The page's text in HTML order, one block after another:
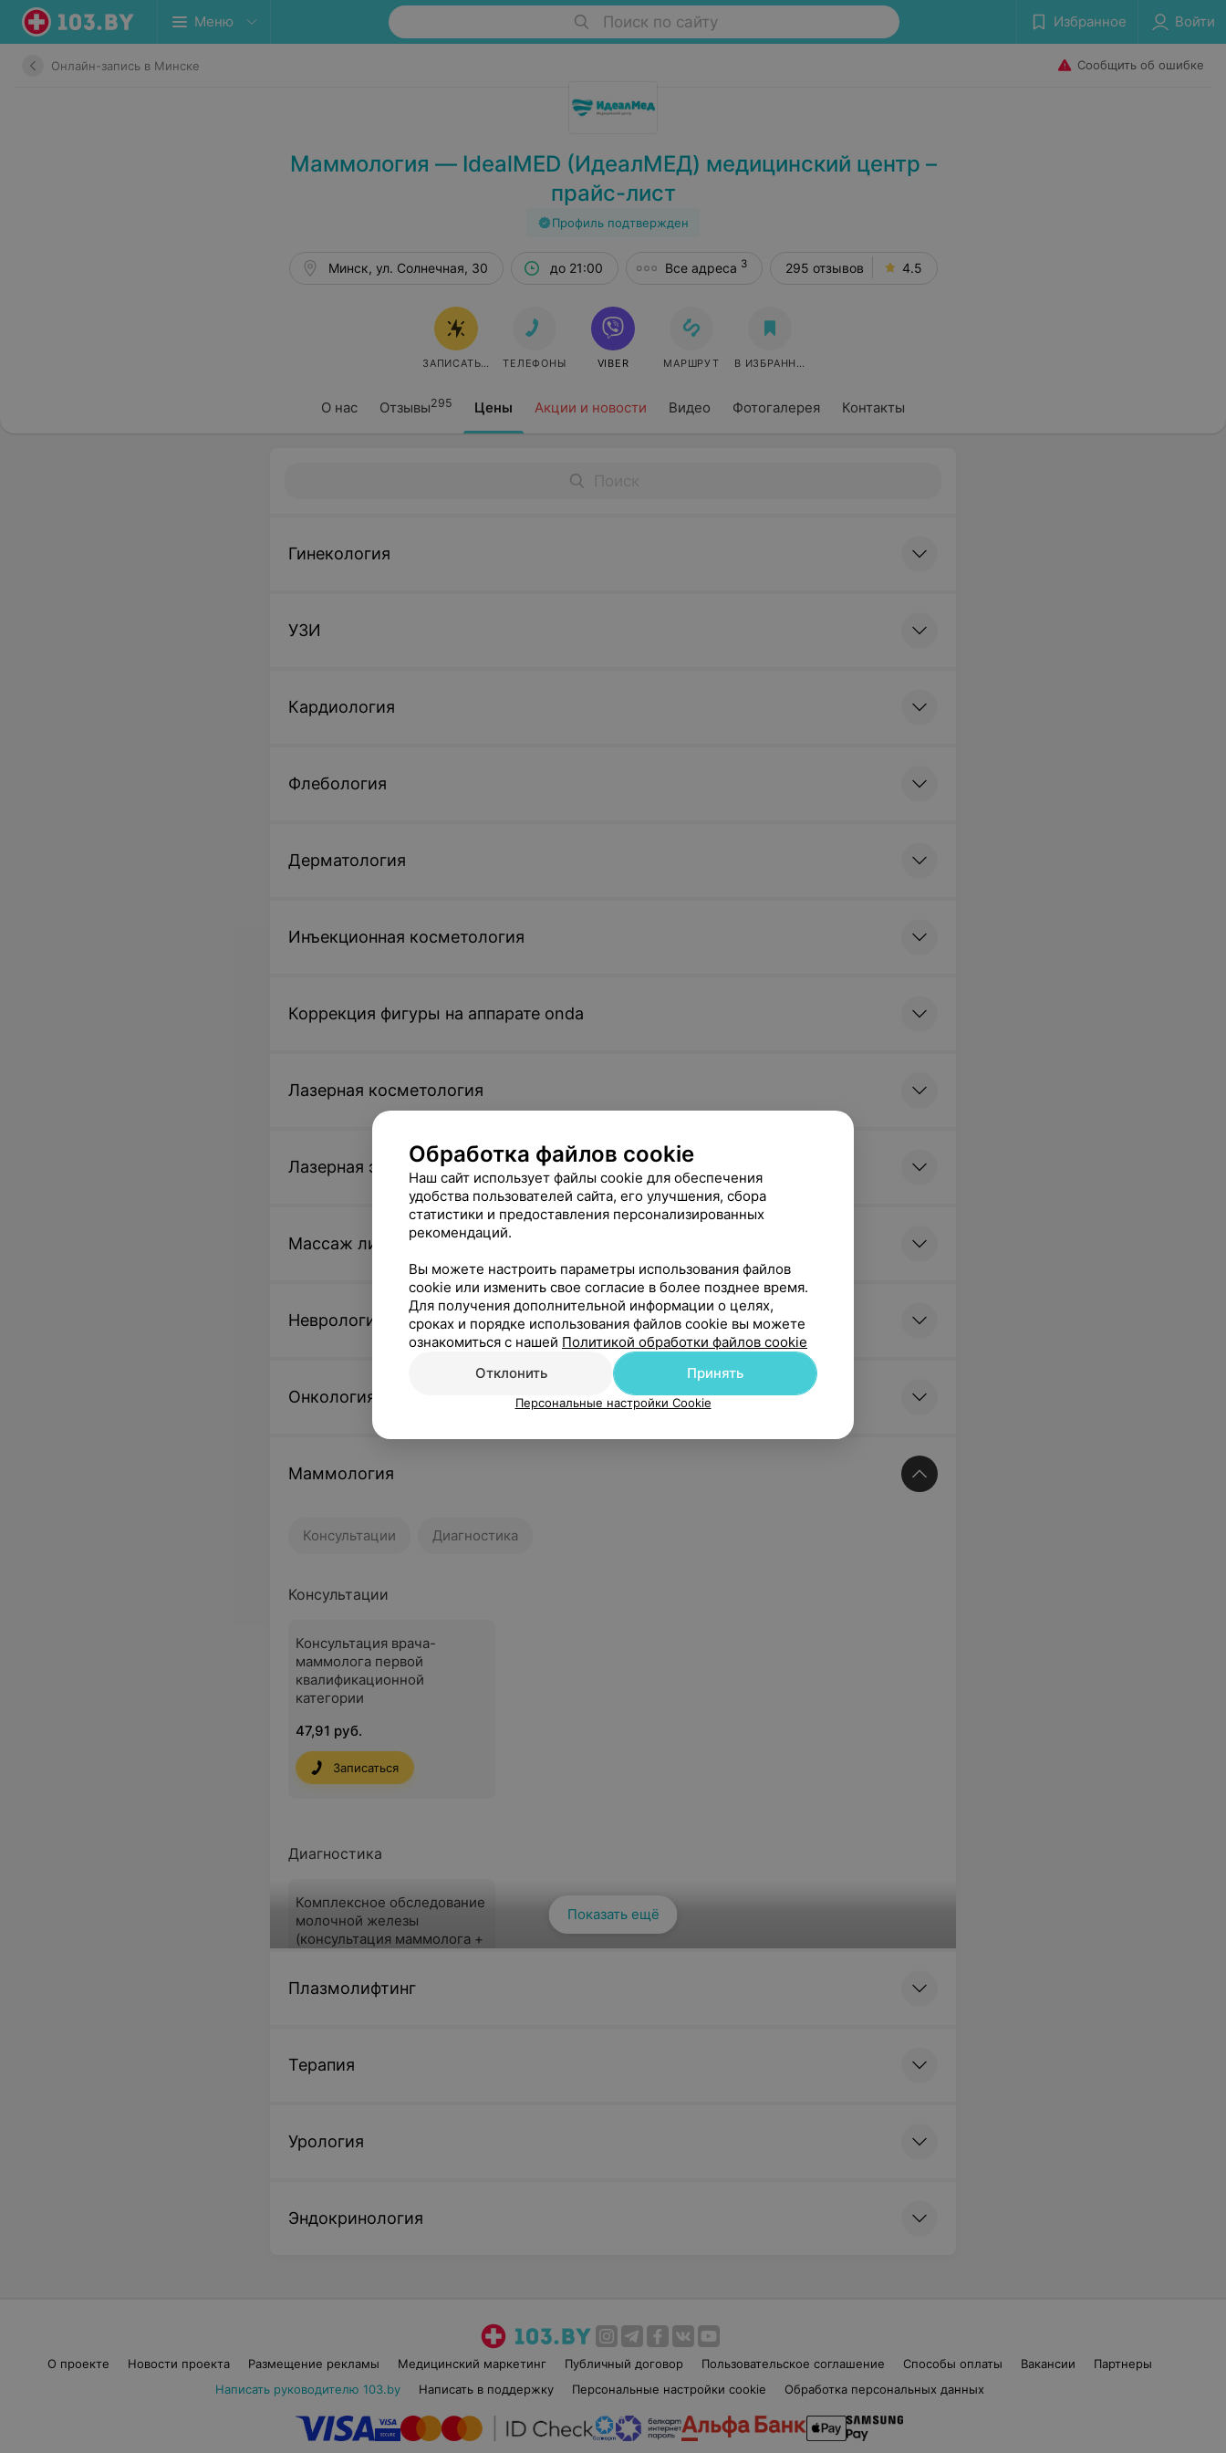
Меню Поиск по сайту Избранное Войти
Онлайн-запись в Минске Сообщить об ошибке
Маммология — IdealMED (ИдеалМЕД) медицинский центр –
прайс-лист
Профиль подтвержден
О нас Отзывы295 Цены Акции и новости Видео Фотогалерея Контакты
Минск, ул. Солнечная, 30 до 21:00 Все адреса 3 295 отзывов 4.5
ЗАПИСАТЬСЯ ОНЛАЙН
ТЕЛЕФОНЫ VIBER МАРШРУТ В ИЗБРАННОЕ
Гинекология
УЗИ
Кардиология
Флебология
Дерматология
Инъекционная косметология
Коррекция фигуры на аппарате onda
Лазерная косметология
Лазерная эпиляция
Массаж лица
Неврология
Онкология
Маммология
Консультации Диагностика
Консультации
Консультация врача-
маммолога первой
квалификационной
категории
47,91 руб.
Записаться
Диагностика
Комплексное обследование
молочной железы
(консультация маммолога +
120 руб.
Показать ещё
Плазмолифтинг
Терапия
Урология
Эндокринология
О проекте Новости проекта Размещение рекламы Медицинский маркетинг Публичный договор Пользовательское соглашение Способы оплаты Вакансии
Партнеры
Написать руководителю 103.by
Написать в поддержку Персональные настройки cookie Обработка персональных данных
Обработка файлов cookie
Наш сайт использует файлы cookie для обеспечения
удобства пользователей сайта, его улучшения, сбора
статистики и предоставления персонализированных
рекомендаций.
Вы можете настроить параметры использования файлов
cookie или изменить свое согласие в более позднее время.
Для получения дополнительной информации о целях,
сроках и порядке использования файлов cookie вы можете
ознакомиться с нашей Политикой обработки файлов cookie
Отклонить
Принять
Персональные настройки Cookie